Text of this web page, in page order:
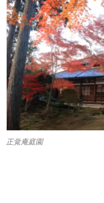
正覚庵庭園